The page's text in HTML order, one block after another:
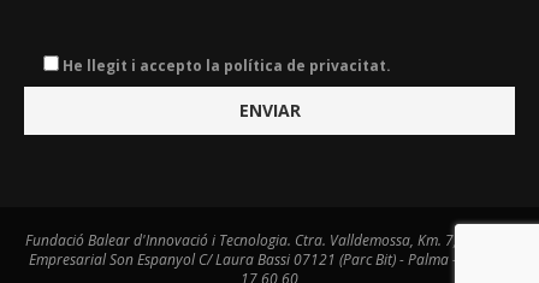
He llegit i accepto la política de privacitat.
Fundació Balear d'Innovació i Tecnologia. Ctra. Valldemossa, Km. 7,4. Centre
Empresarial Son Espanyol C/ Laura Bassi 07121 (Parc Bit) - Palma - Tel. 971